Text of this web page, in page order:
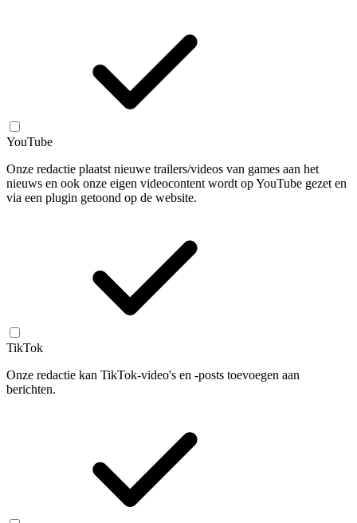
YouTube
Onze redactie plaatst nieuwe trailers/videos van games aan het
nieuws en ook onze eigen videocontent wordt op YouTube gezet en
via een plugin getoond op de website.
TikTok
Onze redactie kan TikTok-video's en -posts toevoegen aan
berichten.